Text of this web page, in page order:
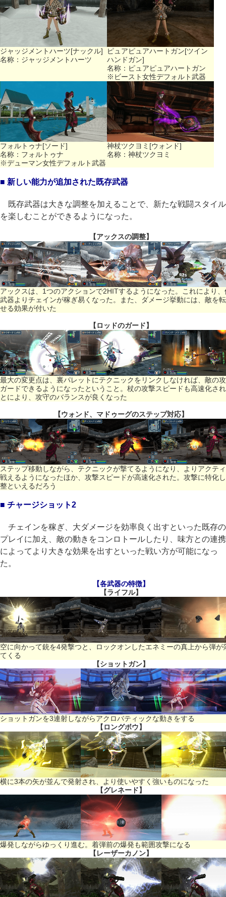
ジャッジメントハーツ[ナックル]
名称：ジャッジメントハーツ
ピュアピュアハートガン[ツイン
ハンドガン]
名称：ピュアピュアハートガン
※ビースト女性デフォルト武器
フォルトゥナ[ソード]
名称：フォルトゥナ
※デューマン女性デフォルト武器
神杖ツクヨミ[ウォンド]
名称：神杖ツクヨミ
■ 新しい能力が追加された既存武器
既存武器は大きな調整を加えることで、新たな戦闘スタイル
を楽しむことができるようになった。
【アックスの調整】
アックスは、1つのアクションで2HITするようになった。これにより、
武器よりチェインが稼ぎ易くなった。また、ダメージ挙動には、敵を
せる効果が付いた
【ロッドのガード】
最大の変更点は、裏パレットにテクニックをリンクしなければ、敵の
ガードできるようになったということ。杖の攻撃スピードも高速化さ
とにより、攻守のバランスが良くなった
【ウォンド、マドゥーグのステップ対応】
ステップ移動しながら、テクニックが撃てるようになり、よりアクテ
戦えるようになったほか、攻撃スピードが高速化された。攻撃に特化
整といえるだろう
■ チャージショット2
チェインを稼ぎ、大ダメージを効率良く出すといった既存の
プレイに加え、敵の動きをコンロトールしたり、味方との連携
によってより大きな効果を出すといった戦い方が可能になっ
た。
【各武器の特徴】
【ライフル】
空に向かって銃を4発撃つと、ロックオンしたエネミーの真上から弾が
てくる
【ショットガン】
ショットガンを3連射しながらアクロバティックな動きをする
【ロングボウ】
横に3本の矢が並んで発射され、より使いやすく強いものになった
【グレネード】
爆発しながらゆっくり進む。着弾前の爆発も範囲攻撃になる
【レーザーカノン】